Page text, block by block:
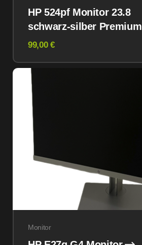
HP 524pf Monitor 23.8
schwarz-silber Premium
99,00 €
Monitor